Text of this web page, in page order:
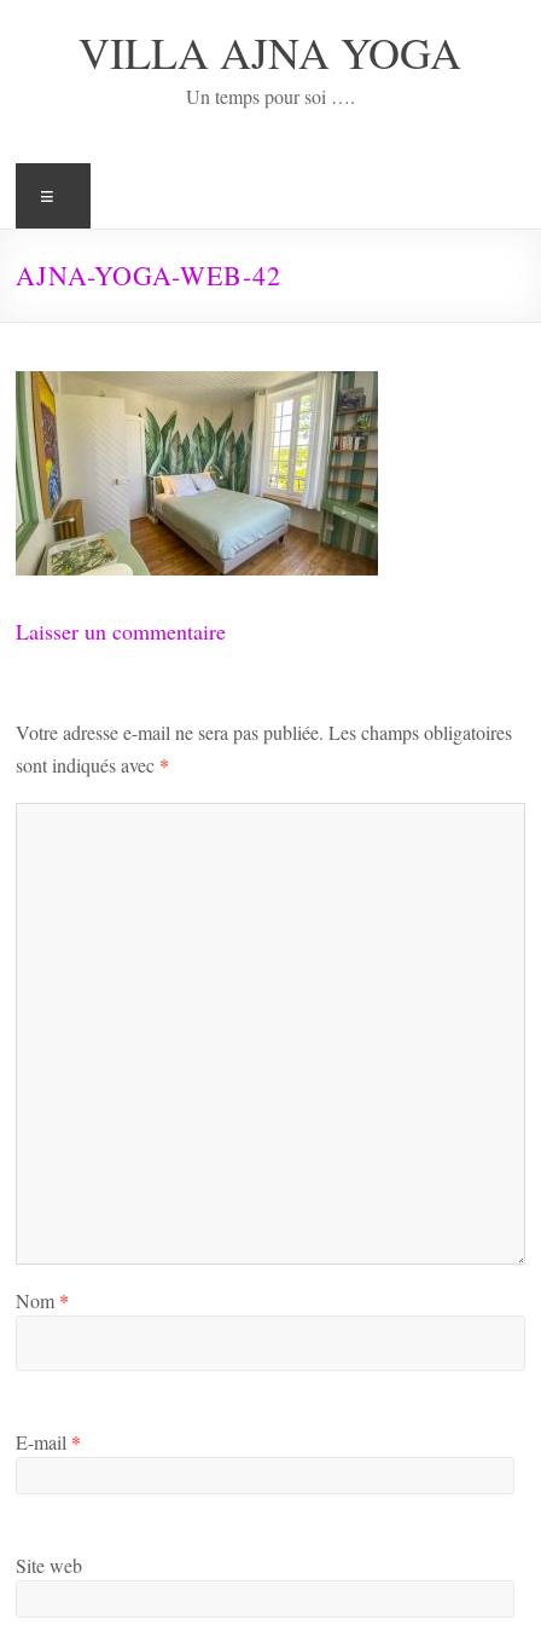
VILLA AJNA YOGA
Un temps pour soi ….
AJNA-YOGA-WEB-42
Laisser un commentaire
Votre adresse e-mail ne sera pas publiée. Les champs obligatoires
sont indiqués avec *
Nom *
E-mail *
Site web